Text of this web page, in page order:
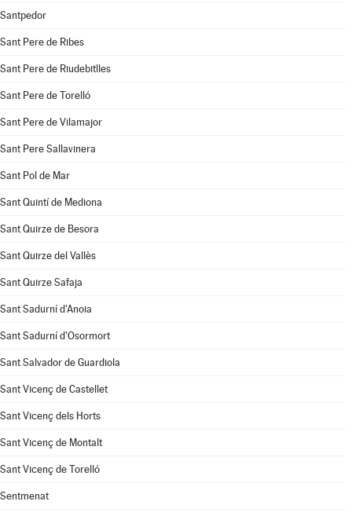
Santpedor
Sant Pere de Ribes
Sant Pere de Riudebitlles
Sant Pere de Torelló
Sant Pere de Vilamajor
Sant Pere Sallavinera
Sant Pol de Mar
Sant Quintí de Mediona
Sant Quirze de Besora
Sant Quirze del Vallès
Sant Quirze Safaja
Sant Sadurní d'Anoia
Sant Sadurní d'Osormort
Sant Salvador de Guardiola
Sant Vicenç de Castellet
Sant Vicenç dels Horts
Sant Vicenç de Montalt
Sant Vicenç de Torelló
Sentmenat